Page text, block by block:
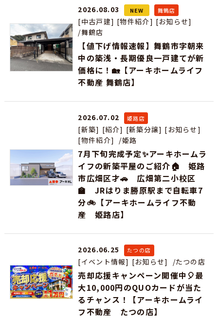
2026.08.03 NEW 舞鶴店
[中古戸建] [物件紹介] [お知らせ]
/舞鶴店
【値下げ情報速報】舞鶴市字朝来
中の築浅・長期優良一戸建てが新
価格に！🏡【アーキホームライフ
不動産 舞鶴店】
2026.07.02 姫路店
[新築] [紹介] [新築分譲] [お知らせ]
[物件紹介]
/姫路
7月下旬完成予定✨アーキホームラ
イフの新築平屋のご紹介🏠 姫路
市広畑区才🚗 広畑第二小校区
🏫 JRはりま勝原駅まで自転車7
分🚲【アーキホームライフ不動
産 姫路店】
2026.06.25 たつの店
[イベント情報] [お知らせ] /たつの店
売却応援キャンペーン開催中🎈最
大10,000円のQUOカードが当た
るチャンス！【アーキホームライ
フ不動産 たつの店】